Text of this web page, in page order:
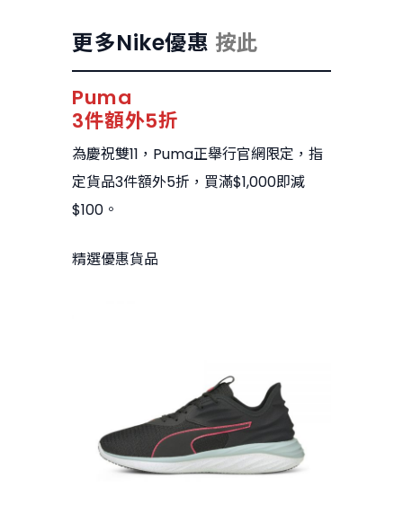
更多Nike優惠 按此
Puma
3件額外5折
為慶祝雙11，Puma正舉行官網限定，指
定貨品3件額外5折，買滿$1,000即減
$100。
精選優惠貨品